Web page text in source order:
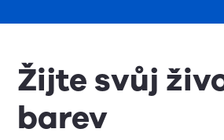
Žijte svůj
barev